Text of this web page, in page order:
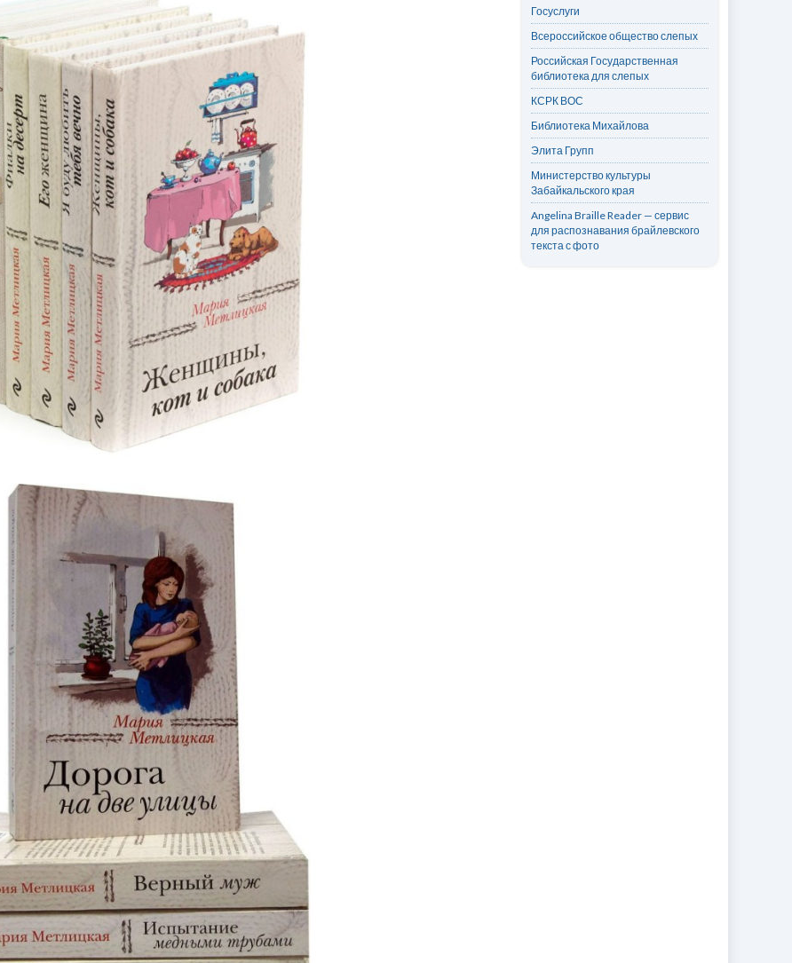
Госуслуги
Всероссийское общество слепых
Российская Государственная
библиотека для слепых
КСРК ВОС
Библиотека Михайлова
Элита Групп
Министерство культуры
Забайкальского края
Angelina Braille Reader — сервис
для распознавания брайлевского
текста с фото